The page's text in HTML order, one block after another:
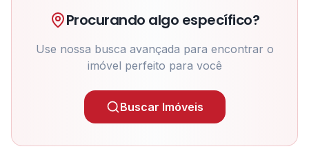
Procurando algo específico?
Use nossa busca avançada para encontrar o
imóvel perfeito para você
Buscar Imóveis